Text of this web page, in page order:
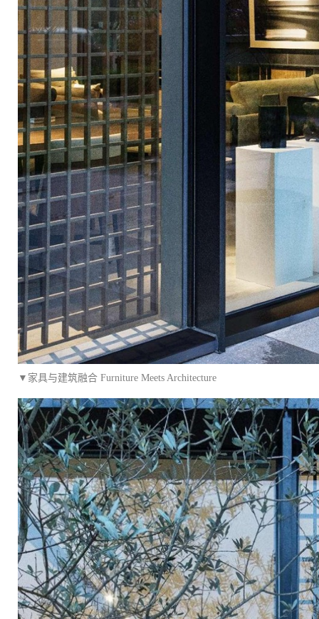
▼家具与建筑融合 Furniture Meets Architecture